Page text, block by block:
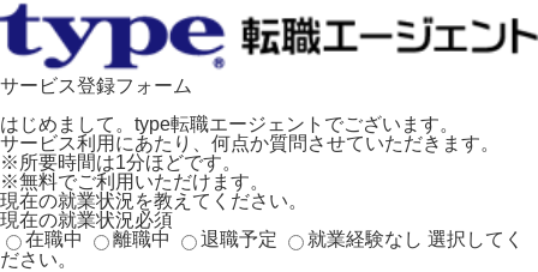
サービス登録フォーム
はじめまして。type転職エージェントでございます。
サービス利用にあたり、何点か質問させていただきます。
※所要時間は1分ほどです。
※無料でご利用いただけます。
現在の就業状況を教えてください。
現在の就業状況必須
在職中
離職中 退職予定 就業経験なし 選択してく
ださい。